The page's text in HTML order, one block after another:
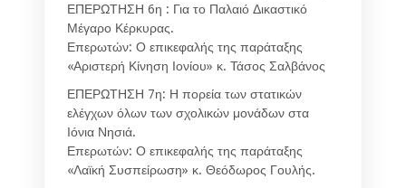
ΕΠΕΡΩΤΗΣΗ 6η : Για το Παλαιό Δικαστικό
Μέγαρο Κέρκυρας.
Επερωτών: Ο επικεφαλής της παράταξης
«Αριστερή Κίνηση Ιονίου» κ. Τάσος Σαλβάνος
ΕΠΕΡΩΤΗΣΗ 7η: Η πορεία των στατικών
ελέγχων όλων των σχολικών μονάδων στα
Ιόνια Νησιά.
Επερωτών: Ο επικεφαλής της παράταξης
«Λαϊκή Συσπείρωση» κ. Θεόδωρος Γουλής.